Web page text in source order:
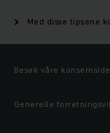
Med disse tipsene
Besøk våre
Generelle